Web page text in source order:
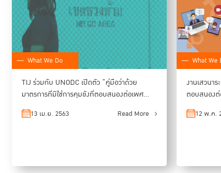
ทั้งนี้ มาตรการดังกล่าวเป็นแนวปฏิบัติที่สอดคล้องกับมาตรฐานระหว่างประเทศ
และข้อกำหนดสหประชาชาติ อาทิ ข้อกำหนดสหประชาชาติว่าด้วยการปฏิบัติต่อ
ผู้ต้องขังหญิงและมาตรการที่มิใช่การคุมขังสำหรับผู้กระทำผิดหญิง (ข้อกำหนด
กรุงเทพ) ข้อกำหนดมาตรฐานขั้นต่ำแห่งสหประชาชาติว่าด้วยมาตรการที่มิใช่
การคุมขัง (ข้อกำหนดโตเกียว) และข้อกำหนดมาตรฐานขั้นต่ำแห่ง
สหประชาชาติว่าด้วยการปฏิบัติต่อผู้ต้องขัง (ข้อกำหนดแมนเดลา) รวมไปถึงเป้า
หมายการพัฒนาที่ยั่งยืน (Sustainable Development Goals) โดยเฉพาะ
เป้าหมายที่ 5 (ความเท่าเทียมทางเพศภาวะ การสร้างความเข้มแข็งให้กับเด็กผู้
หญิงทุกคน) และเป้าหมายที่ 16.3 (การเข้าถึงระบบยุติธรรมได้อย่างเท่าเทียม
What We Do
TIJ ร่วมกับ UNODC เปิดตัว “คู่มือว่าด้วย
มาตรการที่มิใช่การคุมขังที่ตอบสนองต่อเพศ
ภาวะ”
13 เม.ย. 2563 Read More
What We
งานเสวนา
ตอบสนองต่
12 พ.ค.